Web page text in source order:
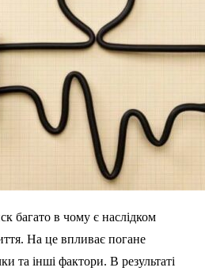
багато в чому є наслідком
На це впливає погане
та інші фактори. В результаті